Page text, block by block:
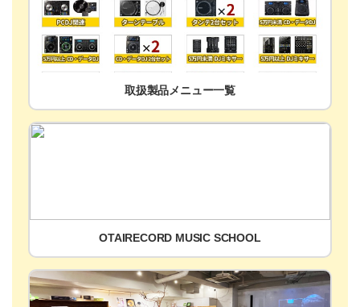
取扱製品メニュー一覧
OTAIRECORD MUSIC SCHOOL